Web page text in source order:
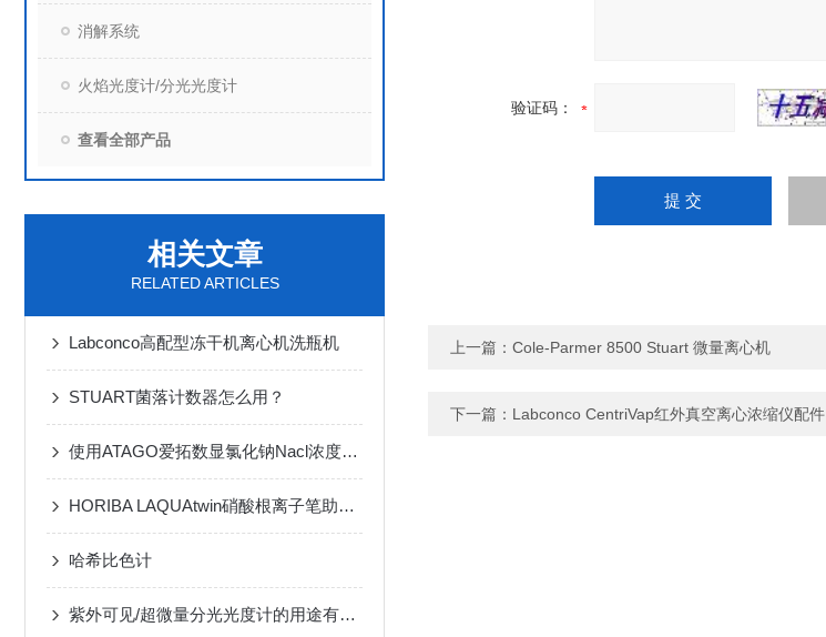
消解系统
火焰光度计/分光光度计
查看全部产品
相关文章
RELATED ARTICLES
Labconco高配型冻干机离心机洗瓶机
STUART菌落计数器怎么用？
使用ATAGO爱拓数显氯化钠Nacl浓度计PAL-43S测量融雪剂浓度
HORIBA LAQUAtwin硝酸根离子笔助力市政绿化降本增效
哈希比色计
紫外可见/超微量分光光度计的用途有哪些？
验证码：
上一篇： Cole-Parmer 8500 Stuart 微量离心机
下一篇： Labconco CentriVap红外真空离心浓缩仪配件